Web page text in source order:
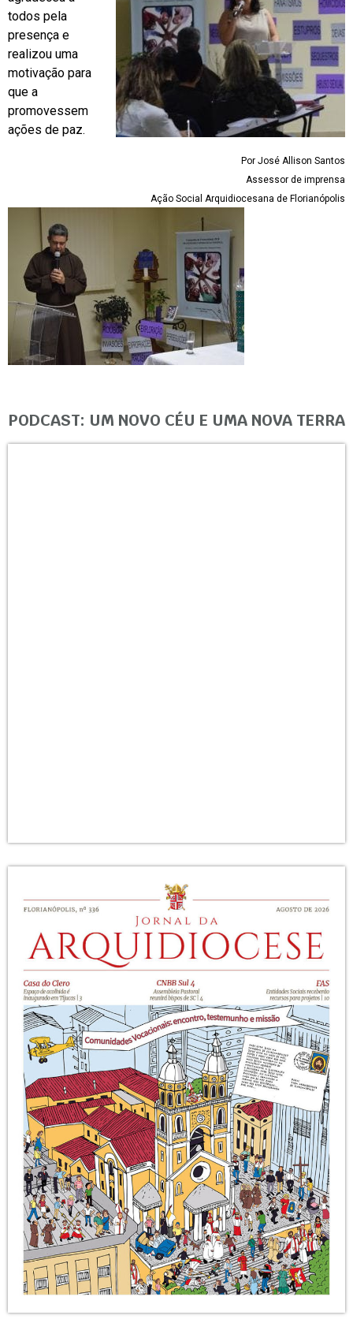
todos pela
presença e
realizou uma
motivação para
que a
promovessem
ações de paz.
Por José Allison Santos
Assessor de imprensa
Ação Social Arquidiocesana de Florianópolis
PODCAST: UM NOVO CÉU E UMA NOVA TERRA